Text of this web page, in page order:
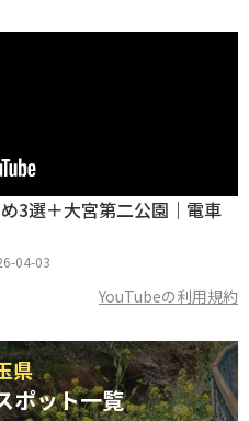
3選＋大宮第二公園｜電車
04-03
YouTubeの利用規約
県
ポット一覧